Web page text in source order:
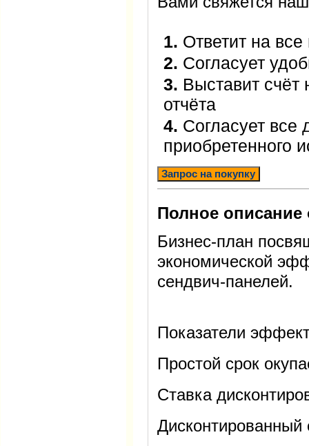
1. Ответит на
2. Согласует
3. Выставит счёт
отчёта
4. Согласует все
приобретенного
Запрос на покупку
Полное описание
Бизнес-план
экономической
сендвич-панелей.
Показатели
Простой срок
Ставка
Дисконтированный